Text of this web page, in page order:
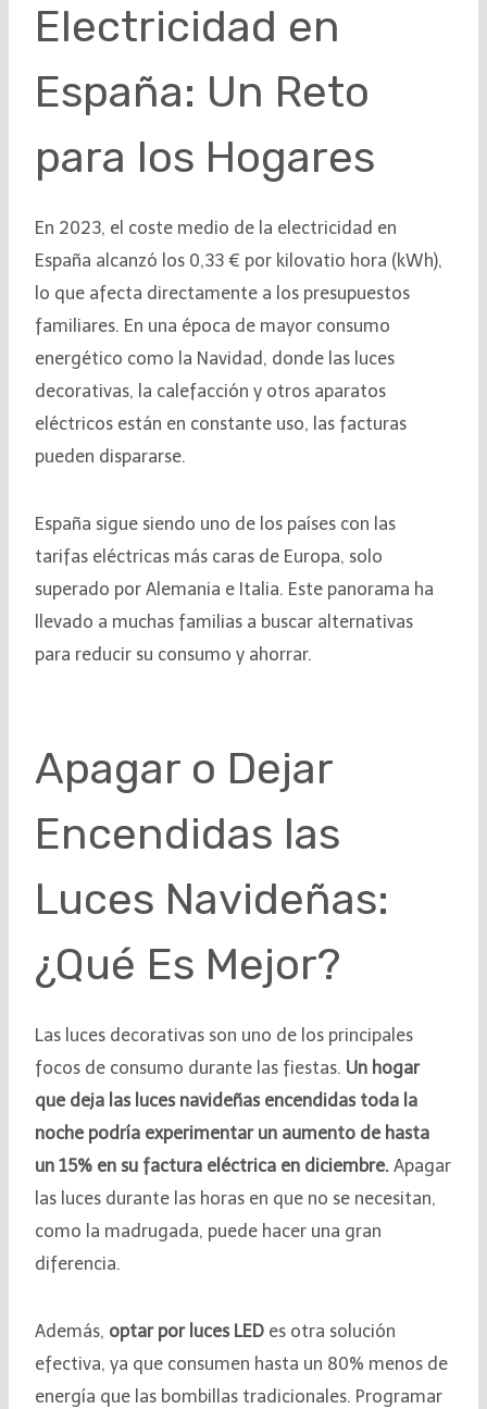
Electricidad en
España: Un Reto
para los Hogares
En 2023, el coste medio de la electricidad en
España alcanzó los 0,33 € por kilovatio hora (kWh),
lo que afecta directamente a los presupuestos
familiares. En una época de mayor consumo
energético como la Navidad, donde las luces
decorativas, la calefacción y otros aparatos
eléctricos están en constante uso, las facturas
pueden dispararse.
España sigue siendo uno de los países con las
tarifas eléctricas más caras de Europa, solo
superado por Alemania e Italia. Este panorama ha
llevado a muchas familias a buscar alternativas
para reducir su consumo y ahorrar.
Apagar o Dejar
Encendidas las
Luces Navideñas:
¿Qué Es Mejor?
Las luces decorativas son uno de los principales
focos de consumo durante las fiestas. Un hogar
que deja las luces navideñas encendidas toda la
noche podría experimentar un aumento de hasta
un 15% en su factura eléctrica en diciembre. Apagar
las luces durante las horas en que no se necesitan,
como la madrugada, puede hacer una gran
diferencia.
Además, optar por luces LED es otra solución
efectiva, ya que consumen hasta un 80% menos de
energía que las bombillas tradicionales. Programar